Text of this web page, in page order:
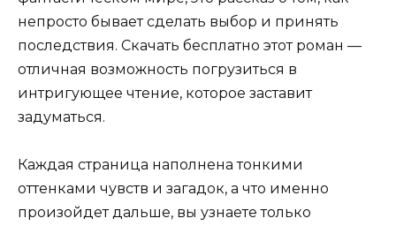
непросто бывает сделать выбор и принять
последствия. Скачать бесплатно этот роман —
отличная возможность погрузиться в
интригующее чтение, которое заставит
задуматься.
Каждая страница наполнена тонкими
оттенками чувств и загадок, а что именно
произойдет дальше, вы узнаете только